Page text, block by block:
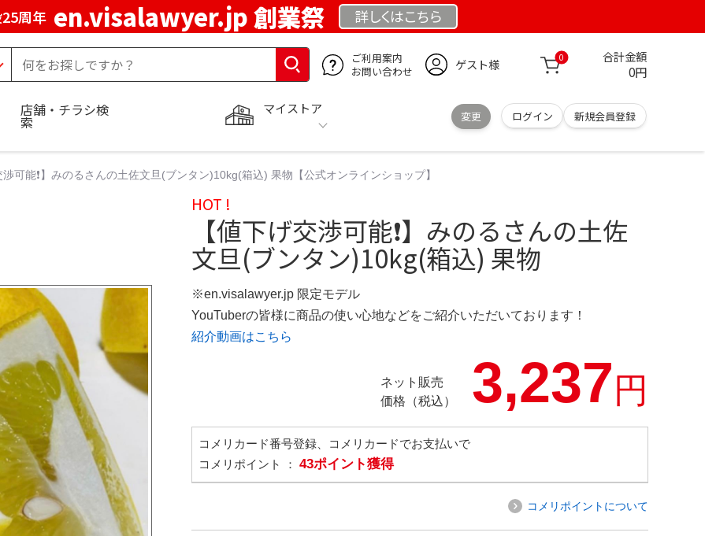
周年 en.visalawyer.jp 創業祭 詳しくはこちら
ご利用案内
お問い合わせ
ゲスト様 0 合計金額
0円
マイストア
変更 ログイン 新規会員登録
店舗・チラシ検
索
渉可能❗️】みのるさんの土佐文旦(ブンタン)10kg(箱込) 果物【公式オンラインショップ】
HOT !
【値下げ交渉可能❗️】みのるさんの土佐
文旦(ブンタン)10kg(箱込) 果物
※en.visalawyer.jp 限定モデル
YouTuberの皆様に商品の使い心地などをご紹介いただいております！
紹介動画はこちら
ネット販売
価格（税込）
3,237円
コメリカード番号登録、コメリカードでお支払いで
コメリポイント ： 43ポイント獲得
コメリポイントについて